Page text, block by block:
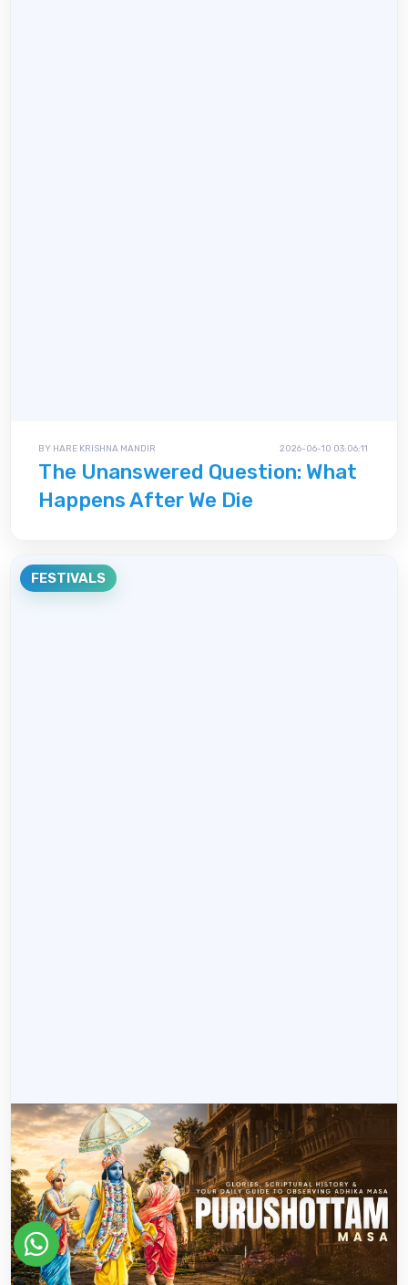
BY HARE KRISHNA MANDIR 2026-06-10 03:06:11
The Unanswered Question: What
Happens After We Die
FESTIVALS